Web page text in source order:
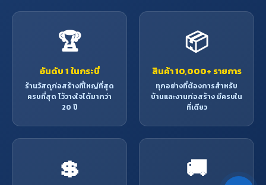
🏆
อันดับ 1 ในกระบี่
ร้านวัสดุก่อสร้างที่ใหญ่ที่สุด
ครบที่สุด ไว้วางใจได้มากว่า
20 ปี
📦
สินค้า 10,000+ รายการ
ทุกอย่างที่ต้องการสำหรับ
บ้านและงานก่อสร้าง มีครบใน
ที่เดียว
💲 🚚